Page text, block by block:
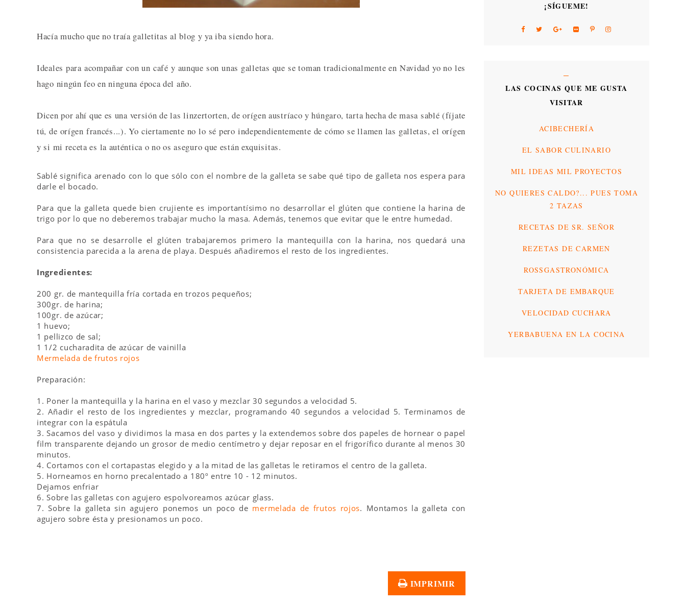
Hacía mucho que no traía galletitas al blog y ya iba siendo hora.
Ideales para acompañar con un café y aunque son unas galletas que se toman tradicionalmente en Navidad yo no les
hago ningún feo en ninguna época del año.
Dicen por ahí que es una versión de las linzertorten, de orígen austríaco y húngaro, tarta hecha de masa sablé (fíjate
tú, de orígen francés...). Yo ciertamente no lo sé pero independientemente de cómo se llamen las galletas, el orígen
y si mi receta es la auténtica o no os aseguro que están exquisitas.
Sablé significa arenado con lo que sólo con el nombre de la galleta se sabe qué tipo de galleta nos espera para
darle el bocado.
Para que la galleta quede bien crujiente es importantísimo no desarrollar el glúten que contiene la harina de
trigo por lo que no deberemos trabajar mucho la masa. Además, tenemos que evitar que le entre humedad.
Para que no se desarrolle el glúten trabajaremos primero la mantequilla con la harina, nos quedará una
consistencia parecida a la arena de playa. Después añadiremos el resto de los ingredientes.
Ingredientes:
200 gr. de mantequilla fría cortada en trozos pequeños;
300gr. de harina;
100gr. de azúcar;
1 huevo;
1 pellizco de sal;
1 1/2 cucharadita de azúcar de vainilla
Mermelada de frutos rojos
Preparación:
1. Poner la mantequilla y la harina en el vaso y mezclar 30 segundos a velocidad 5.
2. Añadir el resto de los ingredientes y mezclar, programando 40 segundos a velocidad 5. Terminamos de
integrar con la espátula
3. Sacamos del vaso y dividimos la masa en dos partes y la extendemos sobre dos papeles de hornear o papel
film transparente dejando un grosor de medio centímetro y dejar reposar en el frigorífico durante al menos 30
minutos.
4. Cortamos con el cortapastas elegido y a la mitad de las galletas le retiramos el centro de la galleta.
5. Horneamos en horno precalentado a 180º entre 10 - 12 minutos.
Dejamos enfriar
6. Sobre las galletas con agujero espolvoreamos azúcar glass.
7. Sobre la galleta sin agujero ponemos un poco de mermelada de frutos rojos. Montamos la galleta con
agujero sobre ésta y presionamos un poco.
IMPRIMIR
¡SÍGUEME!
LAS COCINAS QUE ME GUSTA
VISITAR
ACIBECHERÍA
EL SABOR CULINARIO
MIL IDEAS MIL PROYECTOS
NO QUIERES CALDO?... PUES TOMA
2 TAZAS
RECETAS DE SR. SEÑOR
REZETAS DE CARMEN
ROSSGASTRONÓMICA
TARJETA DE EMBARQUE
VELOCIDAD CUCHARA
YERBABUENA EN LA COCINA